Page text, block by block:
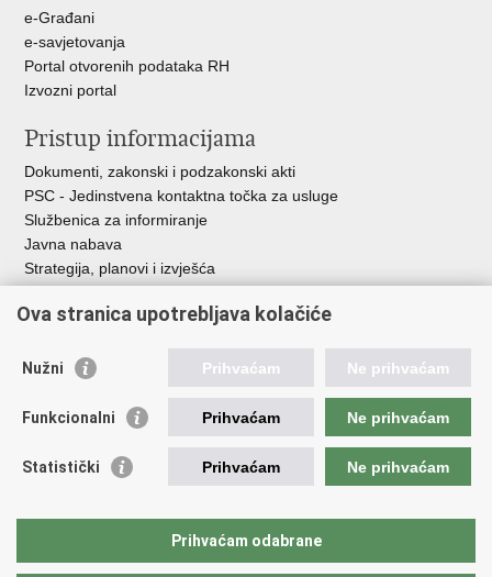
e-Građani
e-savjetovanja
Portal otvorenih podataka RH
Izvozni portal
Pristup informacijama
Dokumenti, zakonski i podzakonski akti
PSC - Jedinstvena kontaktna točka za usluge
Službenica za informiranje
Javna nabava
Strategija, planovi i izvješća
Korisne poveznice
Vlada RH
ASOO
CARNET
Ova stranica upotrebljava kolačiće
Nužni Prihvaćam Ne prihvaćam
Funkcionalni Prihvaćam Ne prihvaćam
Statistički Prihvaćam Ne prihvaćam
Prihvaćam odabrane